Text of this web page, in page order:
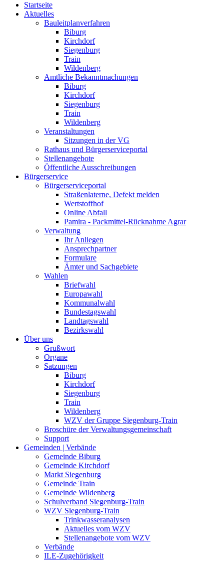
Startseite
Aktuelles
Bauleitplanverfahren
Biburg
Kirchdorf
Siegenburg
Train
Wildenberg
Amtliche Bekanntmachungen
Biburg
Kirchdorf
Siegenburg
Train
Wildenberg
Veranstaltungen
Sitzungen in der VG
Rathaus und Bürgerserviceportal
Stellenangebote
Öffentliche Ausschreibungen
Bürgerservice
Bürgerserviceportal
Straßenlaterne, Defekt melden
Wertstoffhof
Online Abfall
Pamira - Packmittel-Rücknahme Agrar
Verwaltung
Ihr Anliegen
Ansprechpartner
Formulare
Ämter und Sachgebiete
Wahlen
Briefwahl
Europawahl
Kommunalwahl
Bundestagswahl
Landtagswahl
Bezirkswahl
Über uns
Grußwort
Organe
Satzungen
Biburg
Kirchdorf
Siegenburg
Train
Wildenberg
WZV der Gruppe Siegenburg-Train
Broschüre der Verwaltungsgemeinschaft
Support
Gemeinden | Verbände
Gemeinde Biburg
Gemeinde Kirchdorf
Markt Siegenburg
Gemeinde Train
Gemeinde Wildenberg
Schulverband Siegenburg-Train
WZV Siegenburg-Train
Trinkwasseranalysen
Aktuelles vom WZV
Stellenangebote vom WZV
Verbände
ILE-Zugehörigkeit